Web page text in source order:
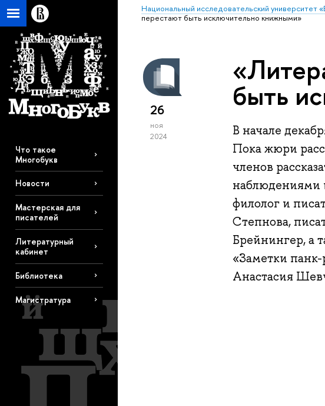
Национальный исследовательский университет
перестают быть исключительно книжными»
Что такое
Многобукв
Новости
Мастерская для
писателей
Литературный
кабинет
Библиотека
Магистратура
26
ноя
2024
быть
В начале
Пока жюри
членов
наблюдениями
филолог и
Степнова,
Брейнингер, а
«Заметки
Анастасия